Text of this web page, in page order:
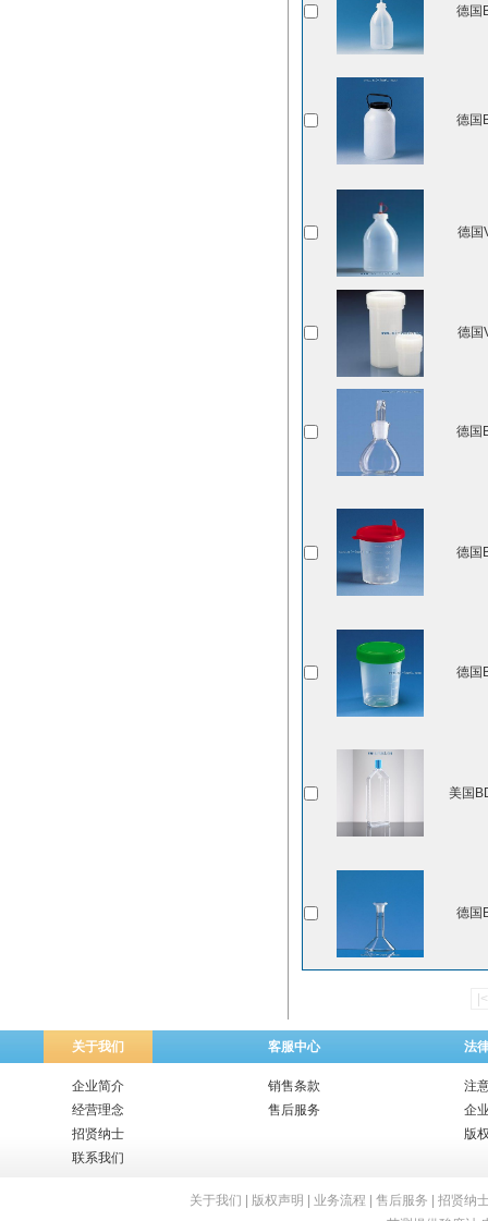
德国
德国
德国
德国
德国
德国
德国
美国
德国
关于我们 客服中心 法
企业简介
经营理念
招贤纳士
联系我们
销售条款
售后服务
注
企
版
关于我们 版权声明 业务流程 售后服务
招贤纳